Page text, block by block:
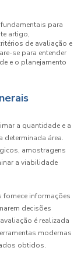
para
artigo,
de avaliação e
se para entender
e o planejamento
a quantidade e a
área.
amostragens
a viabilidade
fornece informações
decisões
é realizada
modernas
obtidos.